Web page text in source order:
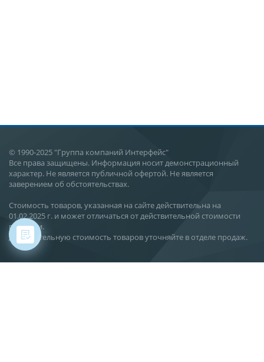
© 1990-2025 "Группа компаний Интерфейс"
Все права защищены. Информация носит демонстрационный
характер. Не является публичной офертой. Не является
заверением об обстоятельствах.
Стоимость товаров, указанная на сайте действительна на
01.02.2025 г. и может отличаться от действительной стоимости
поставки.
Действительную стоимость товаров уточняйте в отделе продаж.